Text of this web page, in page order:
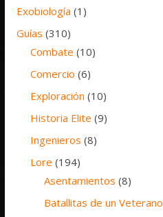
Exobiología (1)
Guías (310)
Combate (10)
Comercio (6)
Exploración (10)
Historia Elite (9)
Ingenieros (8)
Lore (194)
Asentamientos (8)
Batallitas de un Veterano